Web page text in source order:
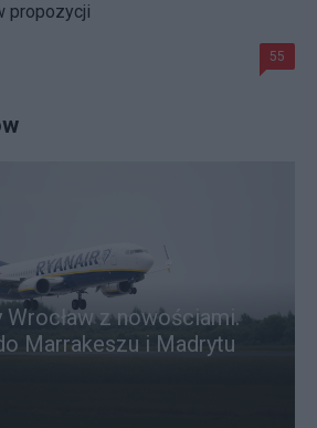
propozycji
55
z nowościami.
Marrakeszu i Madrytu